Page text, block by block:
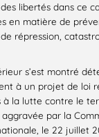
libertés dans ce
en matière de
répression,
s’est montré
à un projet de loi
à la lutte contre le
par la
le 22 juillet